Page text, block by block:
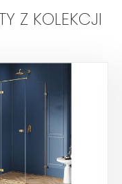
Z KOLEKCJI